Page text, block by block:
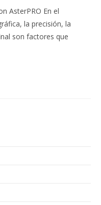
AsterPRO En el
la precisión, la
son factores que